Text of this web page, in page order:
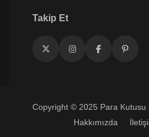
Takip Et
Copyright © 2025 Para Kutusu -
Hakkımızda